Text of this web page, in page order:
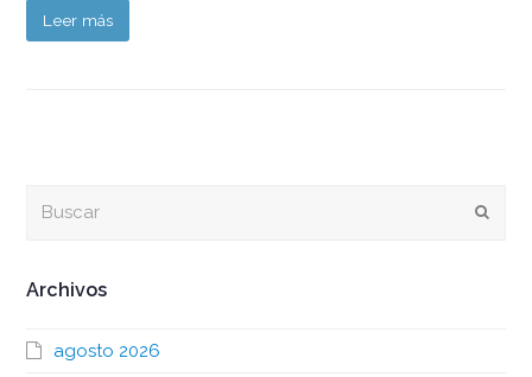
Leer más
Archivos
agosto 2026